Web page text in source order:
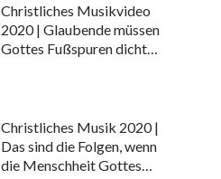
Christliches Musikvideo
2020 | Glaubende müssen
Gottes Fußspuren dicht
Christliches Musik 2020 |
Das sind die Folgen, wenn
die Menschheit Gottes